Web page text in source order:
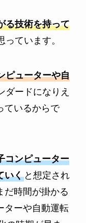
る技術を持って
っています。
ピューターや自
ダードになりえ
ているからで
コンピューター
いくと想定され
だ時間が掛かる
ターや自動運転